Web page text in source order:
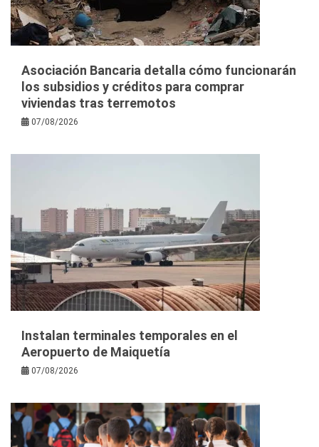
Asociación Bancaria detalla cómo funcionarán
los subsidios y créditos para comprar
viviendas tras terremotos
07/08/2026
Instalan terminales temporales en el
Aeropuerto de Maiquetía
07/08/2026